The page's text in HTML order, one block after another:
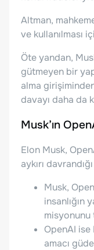
Altman,
ve kullanılması
Öte yandan,
gütmeyen bir
alma
davayı daha da
Musk’ın
Elon Musk,
aykırı
Musk,
insanlığın
OpenAI ise
amacı